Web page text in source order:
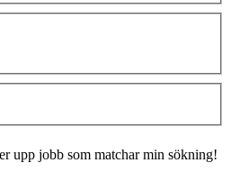
upp jobb som matchar min sökning!